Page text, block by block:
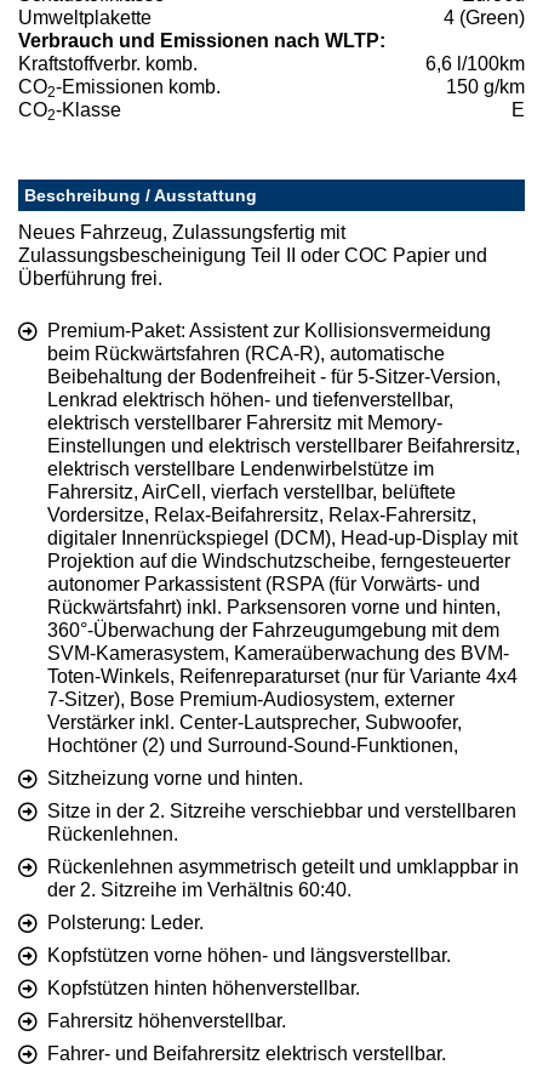
Umweltplakette
4 (Green)
Verbrauch und Emissionen nach WLTP:
Kraftstoffverbr. komb.
6,6 l/100km
CO2-Emissionen komb.
150 g/km
CO2-Klasse E
Beschreibung / Ausstattung
Neues Fahrzeug, Zulassungsfertig mit
Zulassungsbescheinigung Teil II oder COC Papier und
Überführung frei.
Premium-Paket: Assistent zur Kollisionsvermeidung
beim Rückwärtsfahren (RCA-R), automatische
Beibehaltung der Bodenfreiheit - für 5-Sitzer-Version,
Lenkrad elektrisch höhen- und tiefenverstellbar,
elektrisch verstellbarer Fahrersitz mit Memory-
Einstellungen und elektrisch verstellbarer Beifahrersitz,
elektrisch verstellbare Lendenwirbelstütze im
Fahrersitz, AirCell, vierfach verstellbar, belüftete
Vordersitze, Relax-Beifahrersitz, Relax-Fahrersitz,
digitaler Innenrückspiegel (DCM), Head-up-Display mit
Projektion auf die Windschutzscheibe, ferngesteuerter
autonomer Parkassistent (RSPA (für Vorwärts- und
Rückwärtsfahrt) inkl. Parksensoren vorne und hinten,
360°-Überwachung der Fahrzeugumgebung mit dem
SVM-Kamerasystem, Kameraüberwachung des BVM-
Toten-Winkels, Reifenreparaturset (nur für Variante 4x4
7-Sitzer), Bose Premium-Audiosystem, externer
Verstärker inkl. Center-Lautsprecher, Subwoofer,
Hochtöner (2) und Surround-Sound-Funktionen,
Sitzheizung vorne und hinten.
Sitze in der 2. Sitzreihe verschiebbar und verstellbaren
Rückenlehnen.
Rückenlehnen asymmetrisch geteilt und umklappbar in
der 2. Sitzreihe im Verhältnis 60:40.
Polsterung: Leder.
Kopfstützen vorne höhen- und längsverstellbar.
Kopfstützen hinten höhenverstellbar.
Fahrersitz höhenverstellbar.
Fahrer- und Beifahrersitz elektrisch verstellbar.